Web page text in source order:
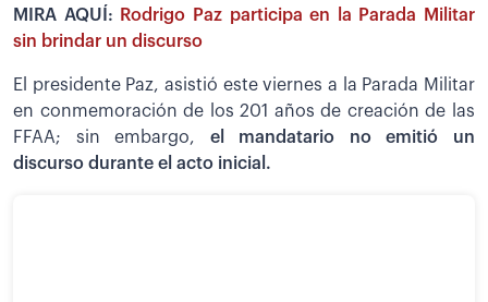
MIRA AQUÍ:
Rodrigo Paz participa en la Parada Militar
sin brindar un discurso
El presidente Paz, asistió este viernes a la Parada Militar
en conmemoración de los 201 años de creación de las
FFAA; sin embargo, el mandatario no emitió un
discurso durante el acto inicial.